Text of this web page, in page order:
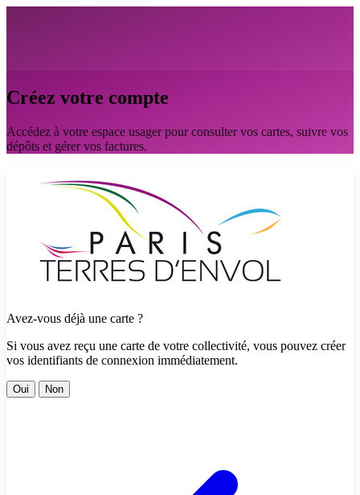
Créez votre compte
Accédez à votre espace usager pour consulter vos cartes, suivre vos
dépôts et gérer vos factures.
Avez-vous déjà une carte ?
Si vous avez reçu une carte de votre collectivité, vous pouvez créer
vos identifiants de connexion immédiatement.
Oui Non